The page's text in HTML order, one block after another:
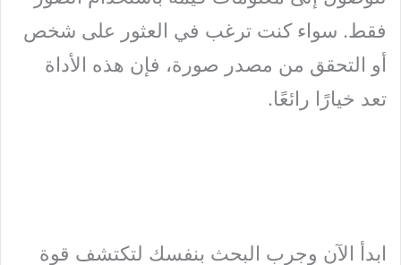
فقط. سواء كنت ترغب في العثور على شخص
أو التحقق من مصدر صورة، فإن هذه الأداة
تعد خيارًا رائعًا.
ابدأ الآن وجرب البحث بنفسك لتكتشف قوة